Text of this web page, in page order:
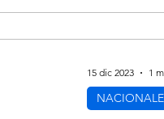
15 dic 2023 1